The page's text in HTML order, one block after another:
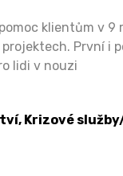
klientům v 9
projektech. První i
lidi v nouzi
Krizové